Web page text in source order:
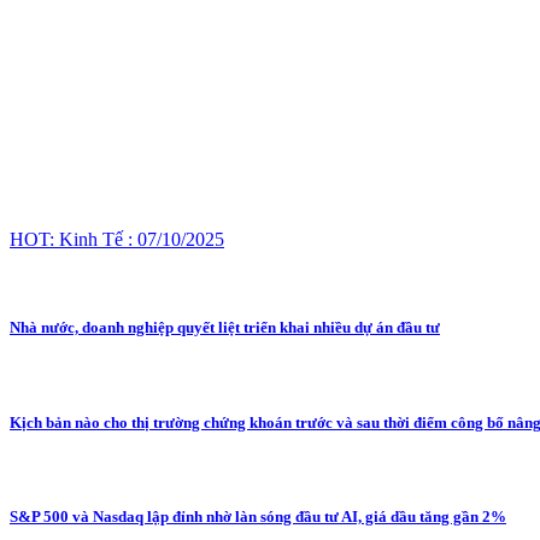
HOT: Kinh Tế : 07/10/2025
Nhà nước, doanh nghiệp quyết liệt triển khai nhiều dự án đầu tư
Kịch bản nào cho thị trường chứng khoán trước và sau thời điểm công bố
S&P 500 và Nasdaq lập đỉnh nhờ làn sóng đầu tư AI, giá dầu tăng gần 2%